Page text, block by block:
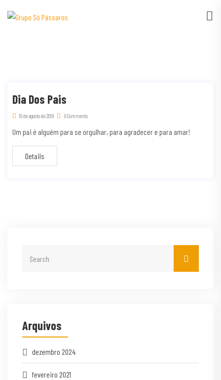
Dia Dos Pais
10 de agosto de 2019 0 Comments
Um pai é alguém para se orgulhar, para agradecer e para amar!
Details
Arquivos
dezembro 2024
fevereiro 2021